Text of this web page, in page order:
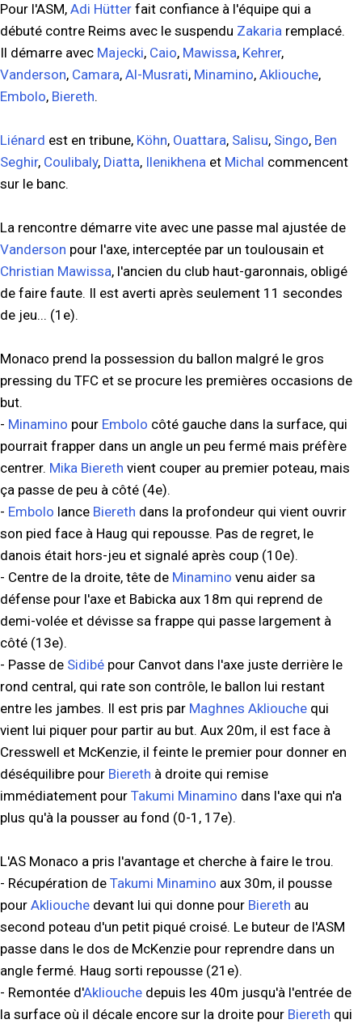
Pour l'ASM, Adi Hütter fait confiance à l'équipe qui a
débuté contre Reims avec le suspendu Zakaria remplacé.
Il démarre avec Majecki, Caio, Mawissa, Kehrer,
Vanderson, Camara, Al-Musrati, Minamino, Akliouche,
Embolo, Biereth.
Liénard est en tribune, Köhn, Ouattara, Salisu, Singo, Ben
Seghir, Coulibaly, Diatta, Ilenikhena et Michal commencent
sur le banc.
La rencontre démarre vite avec une passe mal ajustée de
Vanderson pour l'axe, interceptée par un toulousain et
Christian Mawissa, l'ancien du club haut-garonnais, obligé
de faire faute. Il est averti après seulement 11 secondes
de jeu... (1e).
Monaco prend la possession du ballon malgré le gros
pressing du TFC et se procure les premières occasions de
but.
- Minamino pour Embolo côté gauche dans la surface, qui
pourrait frapper dans un angle un peu fermé mais préfère
centrer. Mika Biereth vient couper au premier poteau, mais
ça passe de peu à côté (4e).
- Embolo lance Biereth dans la profondeur qui vient ouvrir
son pied face à Haug qui repousse. Pas de regret, le
danois était hors-jeu et signalé après coup (10e).
- Centre de la droite, tête de Minamino venu aider sa
défense pour l'axe et Babicka aux 18m qui reprend de
demi-volée et dévisse sa frappe qui passe largement à
côté (13e).
- Passe de Sidibé pour Canvot dans l'axe juste derrière le
rond central, qui rate son contrôle, le ballon lui restant
entre les jambes. Il est pris par Maghnes Akliouche qui
vient lui piquer pour partir au but. Aux 20m, il est face à
Cresswell et McKenzie, il feinte le premier pour donner en
déséquilibre pour Biereth à droite qui remise
immédiatement pour Takumi Minamino dans l'axe qui n'a
plus qu'à la pousser au fond (0-1, 17e).
L'AS Monaco a pris l'avantage et cherche à faire le trou.
- Récupération de Takumi Minamino aux 30m, il pousse
pour Akliouche devant lui qui donne pour Biereth au
second poteau d'un petit piqué croisé. Le buteur de l'ASM
passe dans le dos de McKenzie pour reprendre dans un
angle fermé. Haug sorti repousse (21e).
- Remontée d'Akliouche depuis les 40m jusqu'à l'entrée de
la surface où il décale encore sur la droite pour Biereth qui